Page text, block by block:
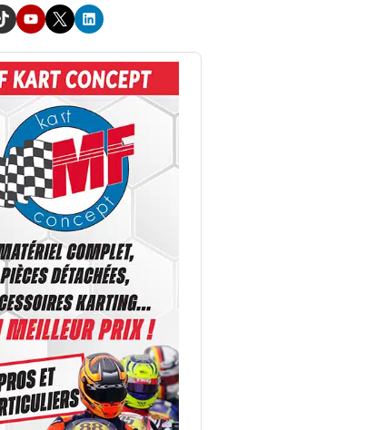
TikTokYoutube
X LinkedIn